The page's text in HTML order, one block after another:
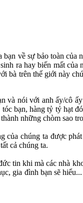
về sự bảo toàn
ra hay biến mất
bà trên thế giới này
nói với anh ấy/cô
bạn, hàng tỷ tỷ hạt
những chòm sao
chúng ta được
cả chúng ta.
tin khi mà các nhà
gia đình bạn sẽ